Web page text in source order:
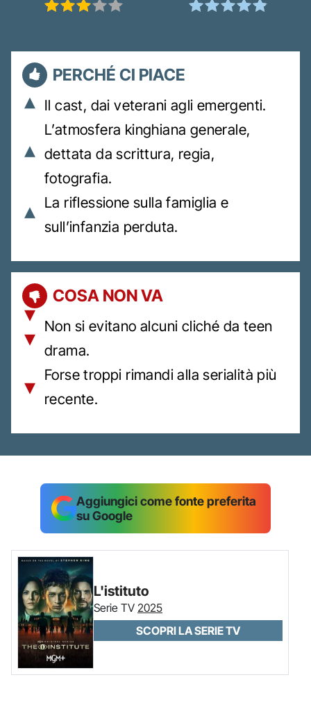
PERCHÉ CI PIACE
Il cast, dai veterani agli emergenti.
L’atmosfera kinghiana generale,
dettata da scrittura, regia,
fotografia.
La riflessione sulla famiglia e
sull’infanzia perduta.
COSA NON VA
Non si evitano alcuni cliché da teen
drama.
Forse troppi rimandi alla serialità più
recente.
Aggiungici come fonte preferita
su Google
L'istituto
Serie TV 2025
SCOPRI LA SERIE TV